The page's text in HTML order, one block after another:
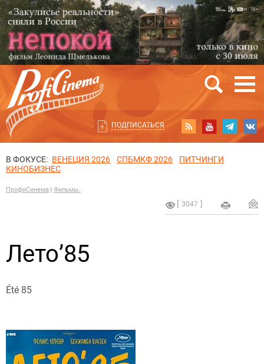
ПОДПИСАТЬСЯ
В ФОКУСЕ: ВЕНЕЦИЯ 2026 СПБМКФ 2026
ПИТЧИНГИ
КИНОБИЗНЕС
ПрофиСинема Фильмы.
3047
Лето’85
Été 85